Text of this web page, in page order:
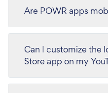
Are POWR apps
Can I customize the
Store app on my